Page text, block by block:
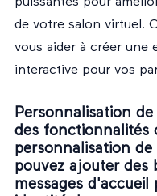
de votre salon virtuel.
vous aider à créer une
interactive pour vos
Personnalisation
des fonctionnalités
personnalisation
pouvez ajouter des
messages